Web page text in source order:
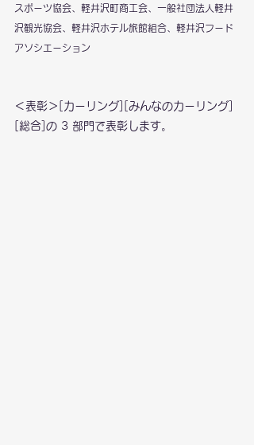
スポーツ協会、軽井沢町商工会、一般社団法人軽井
沢観光協会、軽井沢ホテル旅館組合、軽井沢フード
アソシエーション
＜表彰＞[カーリング][みんなのカーリング]
[総合]の 3 部門で表彰します。